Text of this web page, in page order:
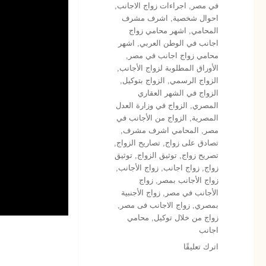
في مصر
اجراءات زواج الاجانب
احوال شخصية
اشرف مشرف
المحامي
اشهر محامي زواج
اجانب في الوطن العربي
اشهر
محامي زواج اجانب في مصر
الأوراق المطلوبة لزواج الأجانب
الزواج الرسمي
الزواج بتوكيل
الزواج في الشهر العقاري
المصري
الزواج في وزارة العدل
المصرية
الزواج من الأجانب في
مصر
المحامي اشرف مشرف
تصادق على زواج ,تصاريح الزواج
تصريح زواج ,توثيق الزواج ,توثيق
زواج ,زواج اجانب ,زواج الأجانب
زواج الأجانب بمصر
,زواج
الأجانب في مصر
,زواج الأجنبية
بمصري ,زواج الاجانب فى مصر
زواج من خلال توكيل
محامي
اجانب
اترك تعليقًا